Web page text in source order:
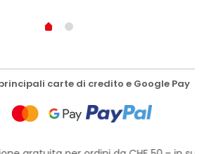
carte di credito e Google Pay